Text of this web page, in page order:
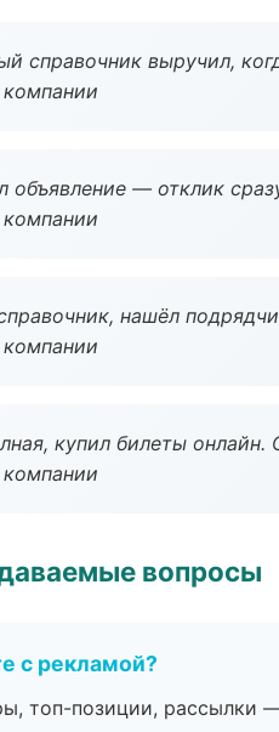
справочник выручил,
объявление — отклик
нашёл
купил билеты онлайн.
вопросы
с рекламой?
топ-позиции, рассылки